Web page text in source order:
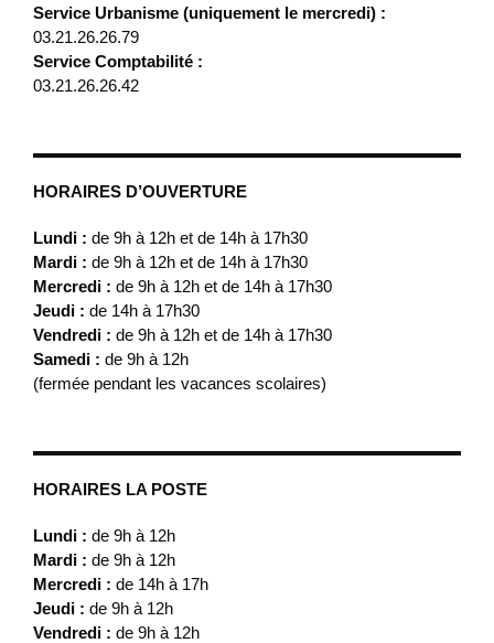
Service Urbanisme (uniquement le mercredi) :
03.21.26.26.79
Service Comptabilité :
03.21.26.26.42
HORAIRES D’OUVERTURE
Lundi : de 9h à 12h et de 14h à 17h30
Mardi : de 9h à 12h et de 14h à 17h30
Mercredi : de 9h à 12h et de 14h à 17h30
Jeudi : de 14h à 17h30
Vendredi : de 9h à 12h et de 14h à 17h30
Samedi : de 9h à 12h
(fermée pendant les vacances scolaires)
HORAIRES LA POSTE
Lundi : de 9h à 12h
Mardi : de 9h à 12h
Mercredi : de 14h à 17h
Jeudi : de 9h à 12h
Vendredi : de 9h à 12h